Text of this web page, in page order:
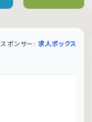
スポンサー: 求人ボックス